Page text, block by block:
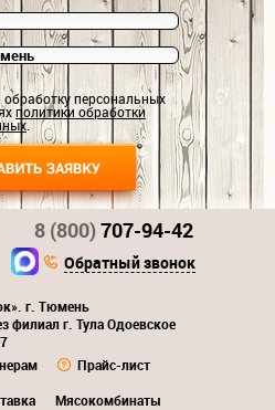
обработку персональных
политики обработки
.
г. Тюмень
филиал г. Тула Одоевское
Прайс-лист
Мясокомбинаты
8 (800)707-94-42
Обратный звонок